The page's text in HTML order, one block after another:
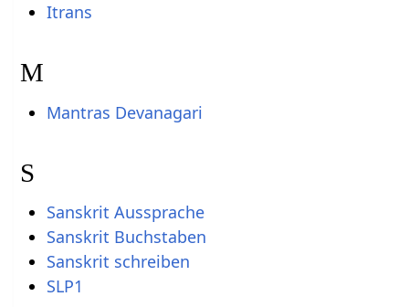
Itrans
M
Mantras Devanagari
S
Sanskrit Aussprache
Sanskrit Buchstaben
Sanskrit schreiben
SLP1